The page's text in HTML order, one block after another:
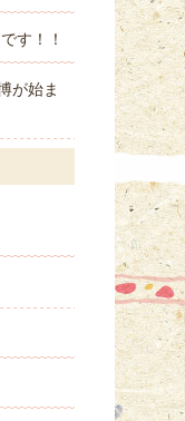
す！！
が始ま